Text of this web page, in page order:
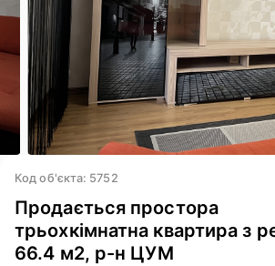
Код об'єкта: 5752
Продається простора
трьохкімнатна квартира з
66.4 м2, р-н ЦУМ